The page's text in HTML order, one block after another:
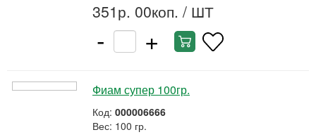
351р. 00коп. / ШТ
- +
Фиам супер 100гр.
Код: 000006666
Вес: 100 гр.